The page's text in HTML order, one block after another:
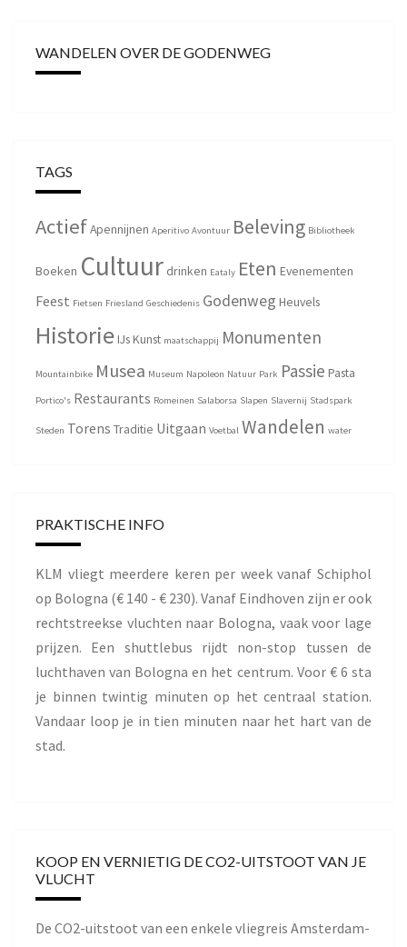
WANDELEN OVER DE GODENWEG
TAGS
ActiefApennijnen Aperitivo Avontuur Beleving Bibliotheek
Boeken Cultuur drinken Eataly Eten Evenementen
Feest Fietsen Friesland Geschiedenis Godenweg Heuvels
HistorieIJsKunst maatschappij Monumenten
Mountainbike Musea Museum Napoleon Natuur Park Passie Pasta
Portico's Restaurants Romeinen Salaborsa Slapen Slavernij Stadspark
Steden Torens Traditie Uitgaan Voetbal Wandelen water
PRAKTISCHE INFO
KLM vliegt meerdere keren per week vanaf Schiphol
op Bologna (€ 140 - € 230). Vanaf Eindhoven zijn er ook
rechtstreekse vluchten naar Bologna, vaak voor lage
prijzen. Een shuttlebus rijdt non-stop tussen de
luchthaven van Bologna en het centrum. Voor € 6 sta
je binnen twintig minuten op het centraal station.
Vandaar loop je in tien minuten naar het hart van de
stad.
KOOP EN VERNIETIG DE CO2-UITSTOOT VAN JE
VLUCHT
De CO2-uitstoot van een enkele vliegreis Amsterdam-